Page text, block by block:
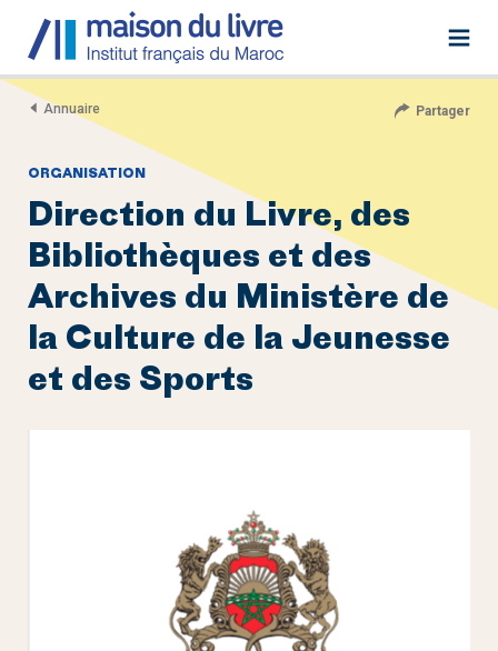
Annuaire Partager
ORGANISATION
Direction du Livre, des
Bibliothèques et des
Archives du Ministère de
la Culture de la Jeunesse
et des Sports